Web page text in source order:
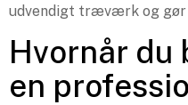
udvendigt træværk og gør
Hvornår du
en